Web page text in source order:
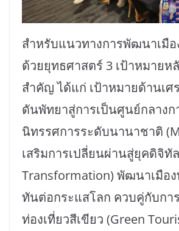
สำหรับแนวทางการพัฒนาเมือ
ด้วยยุทธศาสตร์ 3 เป้าหมายห
สำคัญ ได้แก่ เป้าหมายด้านเศ
ดันพัทยาสู่การเป็นศูนย์กลาง
นิทรรศการระดับนานาชาติ
เสริมการเปลี่ยนผ่านสู่ยุคดิจิทั
Transformation) พัฒนาเมือง
ทันต่อกระแสโลก ควบคู่กับกา
ท่องเที่ยวสีเขียว (Green